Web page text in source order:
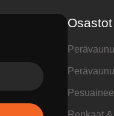
Osastot